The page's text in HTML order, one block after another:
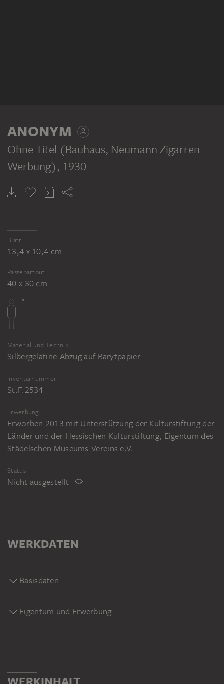
ANONYM
Ohne Titel (Bauhaus, Neumann Zigarren-
Werbung), 1930
Blatt
13,4 x 10,4 cm
Passepartout
40 x 30 cm
Material und Technik
Silbergelatine-Abzug auf Barytpapier
Inventarnummer
St.F.2534
Erwerbung
Erworben 2013 mit Unterstützung der Kulturstiftung der
Länder und der Hessischen Kulturstiftung, Eigentum des
Städelschen Museums-Vereins e.V.
Status
Nicht ausgestellt
WERKDATEN
Basisdaten
Eigentum und Erwerbung